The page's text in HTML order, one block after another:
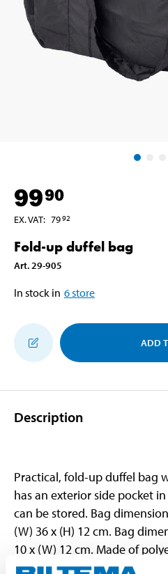
9990
EX. VAT: 7992
Fold-up duffel bag
Art. 29-905
In stock in 6store
ADD
Description
Practical, fold-up duffel bag
has an exterior side pocket
can be stored. Bag
(W) 36 x (H) 12 cm. Bag
10 x (W) 12 cm. Made of